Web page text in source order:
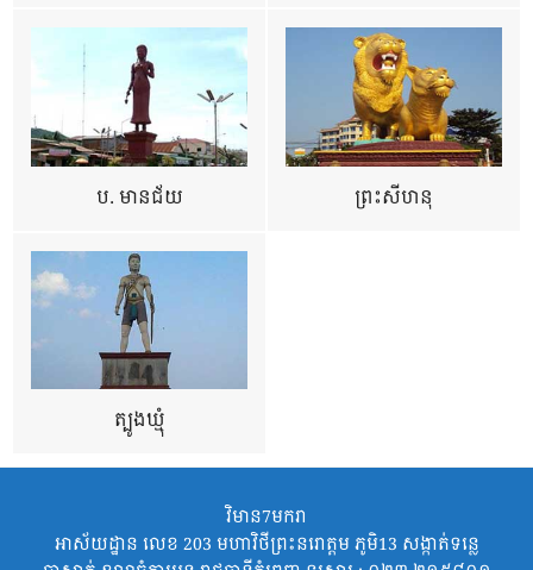
ប. មានជ័យ ព្រះសីហនុ
ត្បូងឃ្មុំ
វិមាន7មករា
អាស័យដ្ឋាន លេខ 203 មហាវិថីព្រះនរោត្តម ភូមិ13 សង្កាត់ទន្លេ